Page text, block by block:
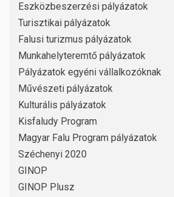
Eszközbeszerzési pályázatok
Turisztikai pályázatok
Falusi turizmus pályázatok
Munkahelyteremtő pályázatok
Pályázatok egyéni vállalkozóknak
Művészeti pályázatok
Kulturális pályázatok
Kisfaludy Program
Magyar Falu Program pályázatok
Széchenyi 2020
GINOP
GINOP Plusz